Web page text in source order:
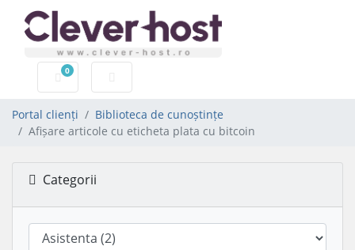
0
Coș de cumpărături
Portal clienți
Biblioteca de cunoștințe
Afișare articole cu eticheta plata cu bitcoin
Categorii